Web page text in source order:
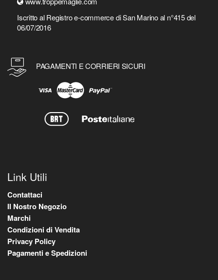
Iscritto al Registro e-commerce di San Marino al n°415 del
06/07/2016
PAGAMENTI E CORRIERI SICURI
Link Utili
Contattaci
Il Nostro Negozio
Marchi
Condizioni di Vendita
Privacy Policy
Pagamenti e Spedizioni